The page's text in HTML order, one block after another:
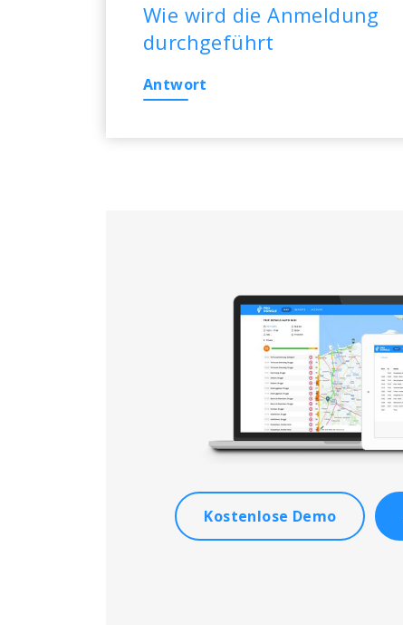
Wie wird die Anmeldung
durchgeführt
Antwort
Kostenlose Demo